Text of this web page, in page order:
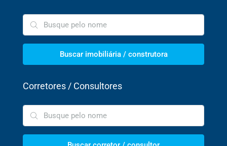
Buscar imobiliária / construtora
Corretores / Consultores